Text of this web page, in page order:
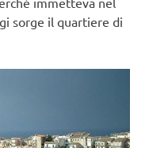
sorge il quartiere di